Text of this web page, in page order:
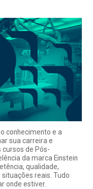
conhecimento e a
sua carreira e
de Pós-
da marca Einstein
qualidade,
reais. Tudo
onde estiver.